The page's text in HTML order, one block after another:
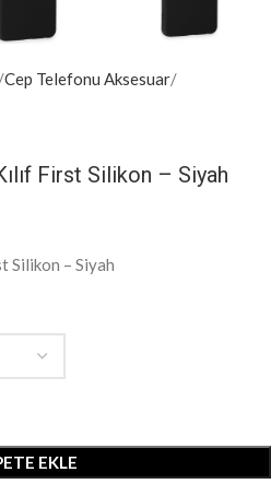
Cep Telefonu Aksesuar
First Silikon – Siyah
Silikon – Siyah
EKLE